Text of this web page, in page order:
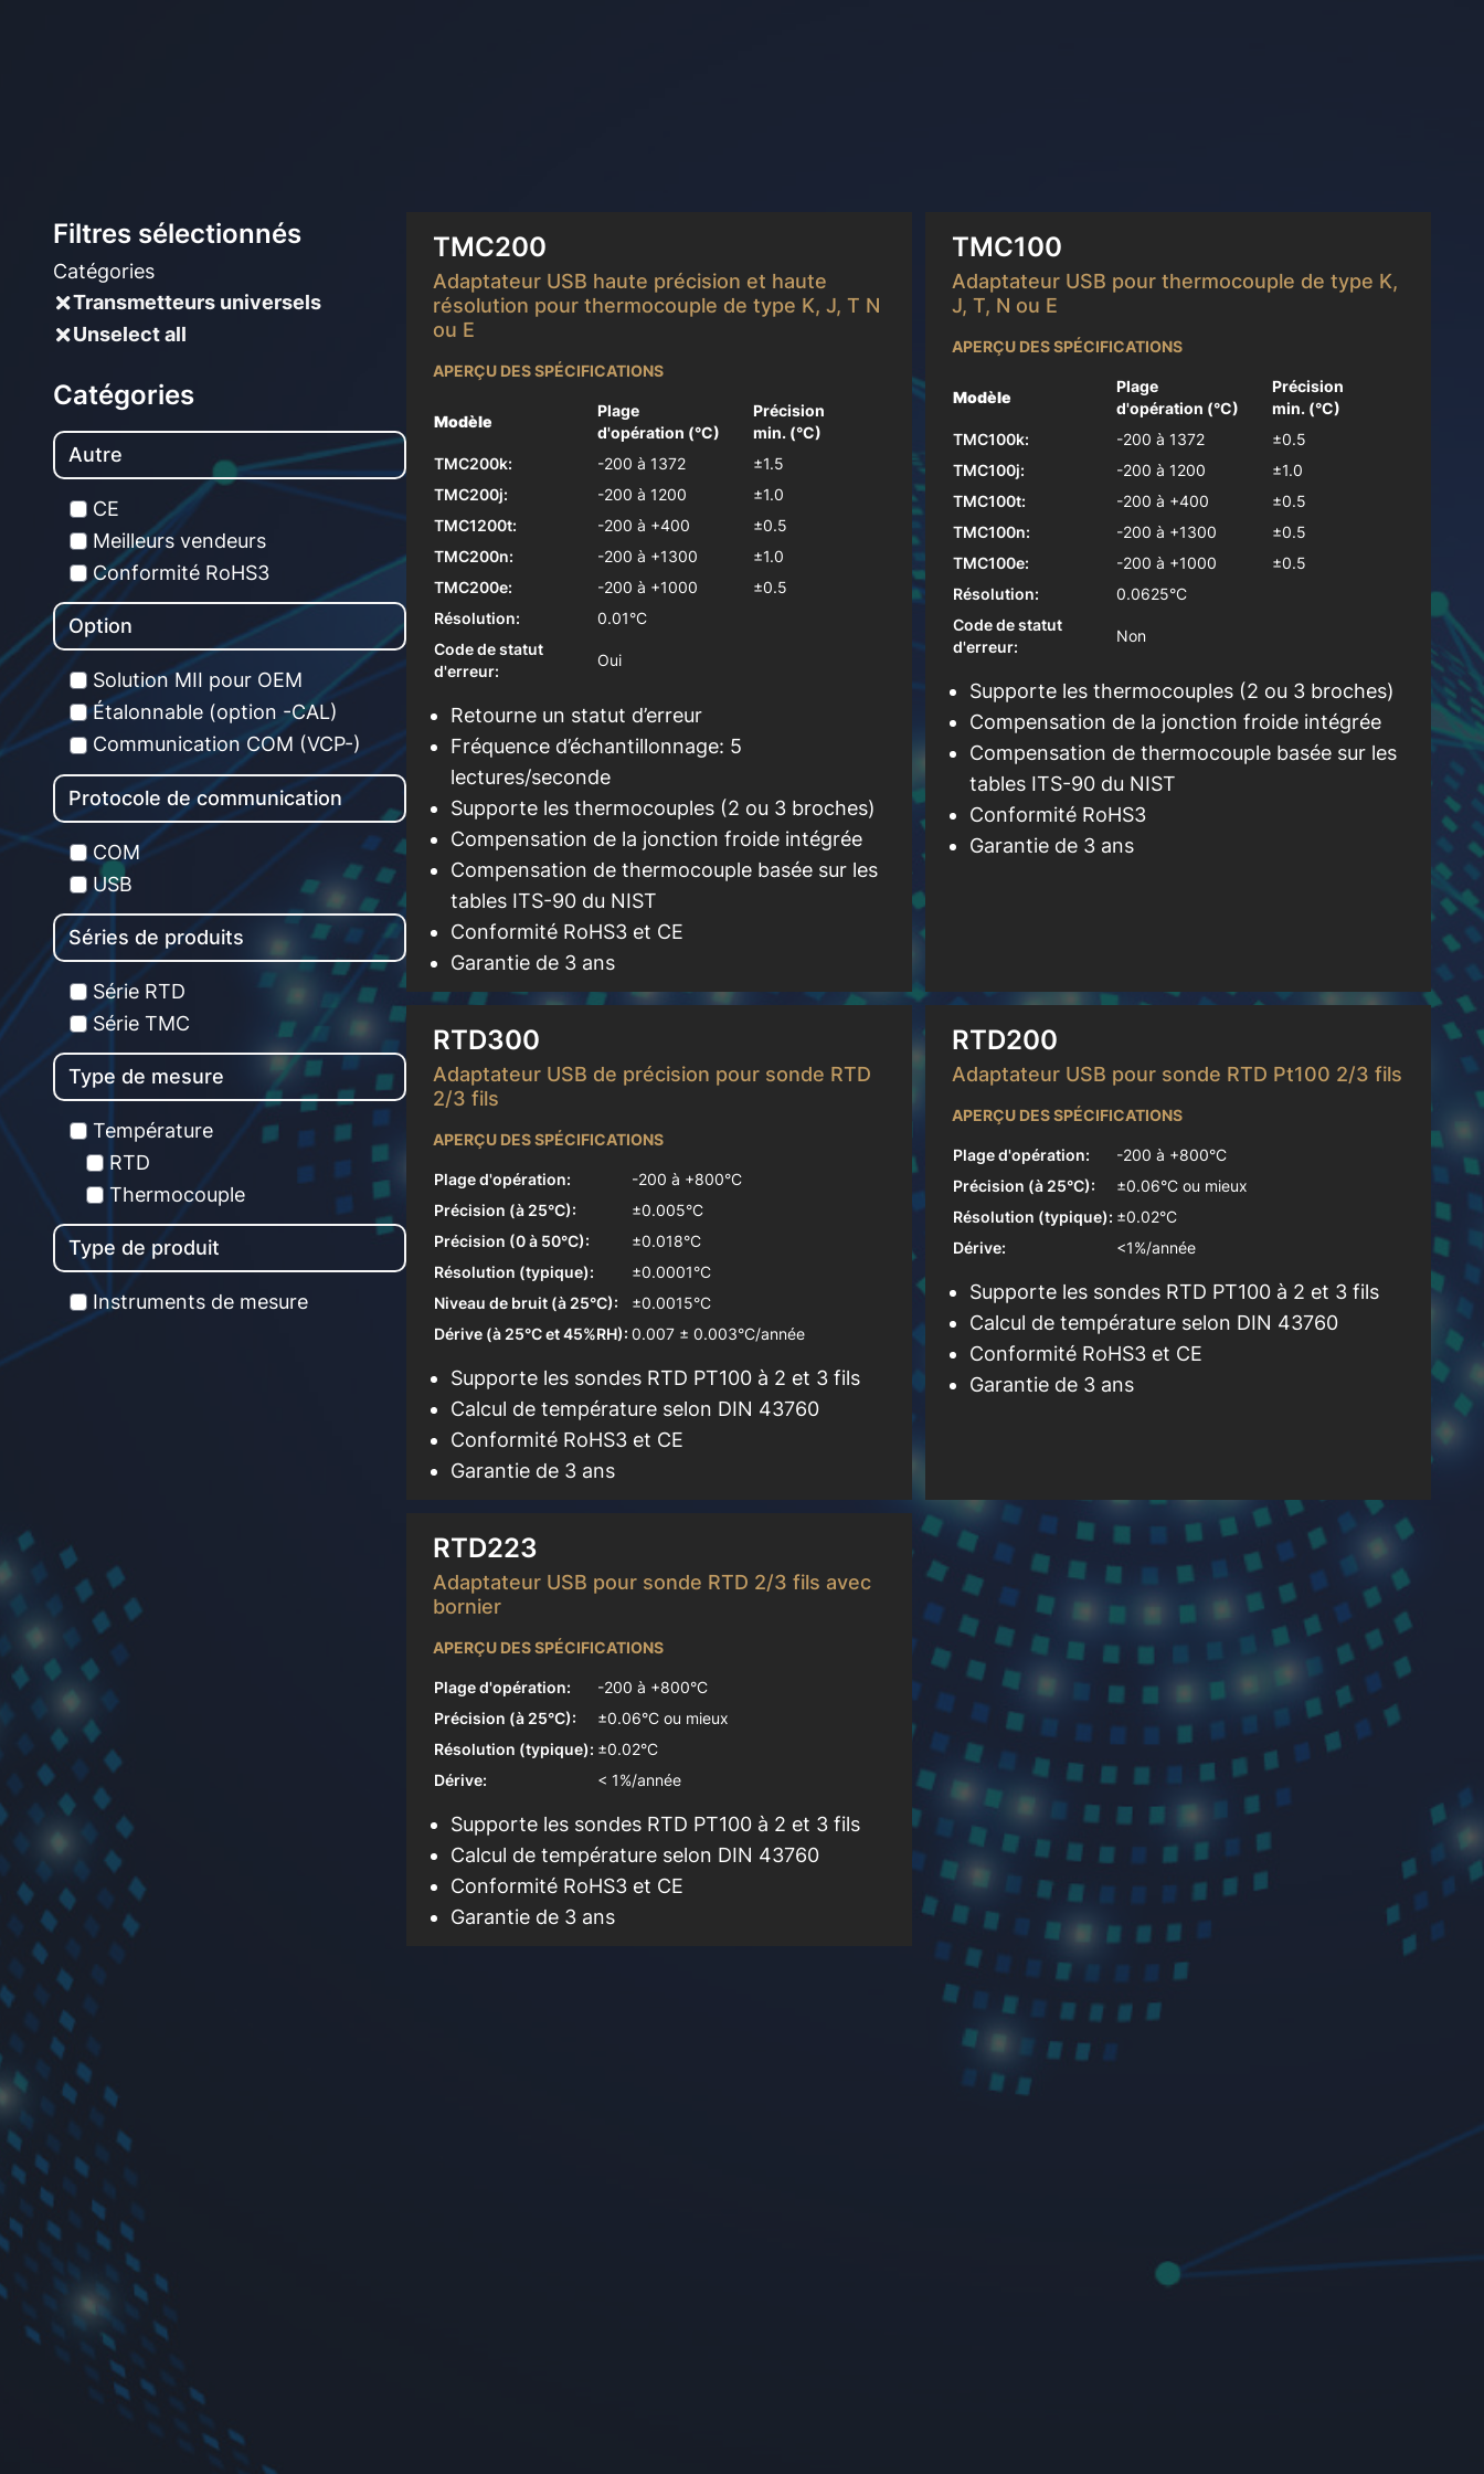
Filtres sélectionnés
Catégories
Transmetteurs universels
Unselect all
Catégories
Autre
CE
Meilleurs vendeurs
Conformité RoHS3
Option
Solution MII pour OEM
Étalonnable (option -CAL)
Communication COM (VCP-)
Protocole de communication
COM
USB
Séries de produits
Série RTD
Série TMC
Type de mesure
Température
RTD
Thermocouple
Type de produit
Instruments de mesure
TMC200
Adaptateur USB haute précision et haute
résolution pour thermocouple de type K, J, T N
ou E
APERÇU DES SPÉCIFICATIONS
Modèle
Plage
d'opération (°C)
Précision
min. (°C)
TMC200k:
-200 à 1372
±1.5
TMC200j:
-200 à 1200
±1.0
TMC1200t:
-200 à +400
±0.5
TMC200n:
-200 à +1300
±1.0
TMC200e:
-200 à +1000
±0.5
Résolution:
0.01°C
Code de statut
d'erreur:
Oui
Retourne un statut d’erreur
Fréquence d’échantillonnage: 5
lectures/seconde
Supporte les thermocouples (2 ou 3 broches)
Compensation de la jonction froide intégrée
Compensation de thermocouple basée sur les
tables ITS-90 du NIST
Conformité RoHS3 et CE
Garantie de 3 ans
TMC100
Adaptateur USB pour thermocouple de type K,
J, T, N ou E
APERÇU DES SPÉCIFICATIONS
Modèle
Plage
d'opération (°C)
Précision
min. (°C)
TMC100k:
-200 à 1372
±0.5
TMC100j:
-200 à 1200
±1.0
TMC100t:
-200 à +400
±0.5
TMC100n:
-200 à +1300
±0.5
TMC100e:
-200 à +1000
±0.5
Résolution:
0.0625°C
Code de statut
d'erreur:
Non
Supporte les thermocouples (2 ou 3 broches)
Compensation de la jonction froide intégrée
Compensation de thermocouple basée sur les
tables ITS-90 du NIST
Conformité RoHS3
Garantie de 3 ans
En savoir plus
RTD300
Adaptateur USB de précision pour sonde RTD
2/3 fils
APERÇU DES SPÉCIFICATIONS
Plage d'opération:
-200 à +800°C
Précision (à 25°C):
±0.005°C
Précision (0 à 50°C):
±0.018°C
Résolution (typique):
±0.0001°C
Niveau de bruit (à 25°C):
±0.0015°C
Dérive (à 25°C et 45%RH): 0.007 ± 0.003°C/année
Supporte les sondes RTD PT100 à 2 et 3 fils
Calcul de température selon DIN 43760
Conformité RoHS3 et CE
Garantie de 3 ans
RTD200
Adaptateur USB pour sonde RTD Pt100 2/3 fils
APERÇU DES SPÉCIFICATIONS
Plage d'opération:
-200 à +800°C
Précision (à 25°C):
±0.06°C ou mieux
Résolution (typique): ±0.02°C
Dérive:
<1%/année
Supporte les sondes RTD PT100 à 2 et 3 fils
Calcul de température selon DIN 43760
Conformité RoHS3 et CE
Garantie de 3 ans
En savoir plus
RTD223
Adaptateur USB pour sonde RTD 2/3 fils avec
bornier
APERÇU DES SPÉCIFICATIONS
Plage d'opération:
-200 à +800°C
Précision (à 25°C):
±0.06°C ou mieux
Résolution (typique): ±0.02°C
Dérive:
< 1%/année
Supporte les sondes RTD PT100 à 2 et 3 fils
Calcul de température selon DIN 43760
Conformité RoHS3 et CE
Garantie de 3 ans